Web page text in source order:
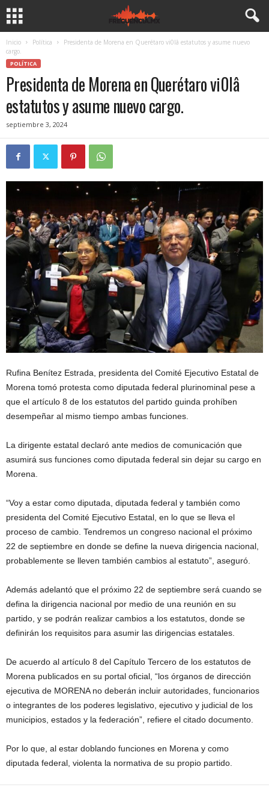
Inicio Política
Presidenta de Morena en Querétaro vi0lâ estatutos y asume nuevo
cargo.
POLÍTICA
Presidenta de Morena en Querétaro vi0lâ
estatutos y asume nuevo cargo.
septiembre 3, 2024
Rufina Benítez Estrada, presidenta del Comité Ejecutivo Estatal de
Morena tomó protesta como diputada federal plurinominal pese a
que el artículo 8 de los estatutos del partido guinda prohíben
desempeñar al mismo tiempo ambas funciones.
La dirigente estatal declaró ante medios de comunicación que
asumirá sus funciones como diputada federal sin dejar su cargo en
Morena.
“Voy a estar como diputada, diputada federal y también como
presidenta del Comité Ejecutivo Estatal, en lo que se lleva el
proceso de cambio. Tendremos un congreso nacional el próximo
22 de septiembre en donde se define la nueva dirigencia nacional,
probablemente se lleven también cambios al estatuto”, aseguró.
Además adelantó que el próximo 22 de septiembre será cuando se
defina la dirigencia nacional por medio de una reunión en su
partido, y se podrán realizar cambios a los estatutos, donde se
definirán los requisitos para asumir las dirigencias estatales.
De acuerdo al artículo 8 del Capítulo Tercero de los estatutos de
Morena publicados en su portal oficial, “los órganos de dirección
ejecutiva de MORENA no deberán incluir autoridades, funcionarios
o integrantes de los poderes legislativo, ejecutivo y judicial de los
municipios, estados y la federación”, refiere el citado documento.
Por lo que, al estar doblando funciones en Morena y como
diputada federal, violenta la normativa de su propio partido.